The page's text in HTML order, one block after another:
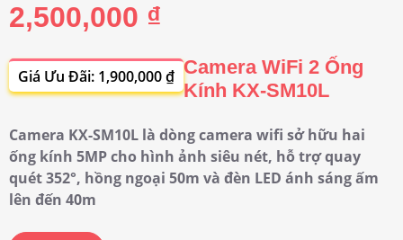
2,500,000 ₫
Giá Ưu Đãi: 1,900,000 ₫ Camera WiFi 2 Ống
Kính KX-SM10L
Camera KX-SM10L là dòng camera wifi sở hữu hai
ống kính 5MP cho hình ảnh siêu nét, hỗ trợ quay
quét 352°, hồng ngoại 50m và đèn LED ánh sáng ấm
lên đến 40m